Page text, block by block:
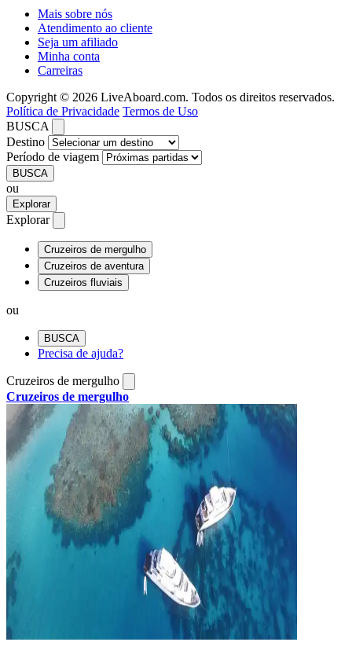
Mais sobre nós
Atendimento ao cliente
Seja um afiliado
Minha conta
Carreiras
Copyright © 2026 LiveAboard.com. Todos os direitos reservados.
Política de Privacidade Termos de Uso
BUSCA
Destino
Período de viagem
BUSCA
ou
Explorar
Explorar
Cruzeiros de mergulho
Cruzeiros de aventura
Cruzeiros fluviais
ou
BUSCA
Precisa de ajuda?
Cruzeiros de mergulho
Cruzeiros de mergulho